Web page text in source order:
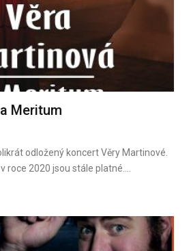
Meritum
odložený koncert Věry Martinové.
roce 2020 jsou stále platné.…